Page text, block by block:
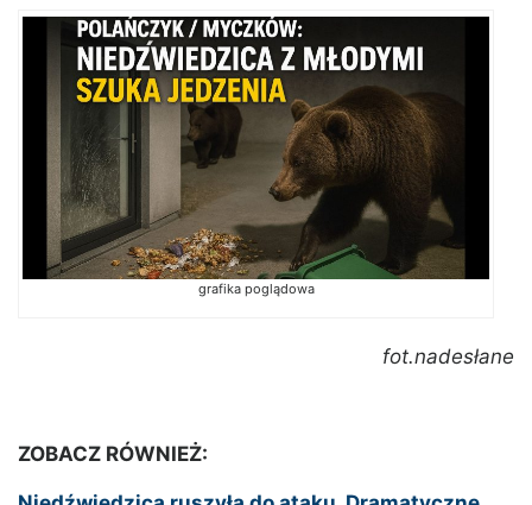
grafika poglądowa
fot.nadesłane
ZOBACZ RÓWNIEŻ: